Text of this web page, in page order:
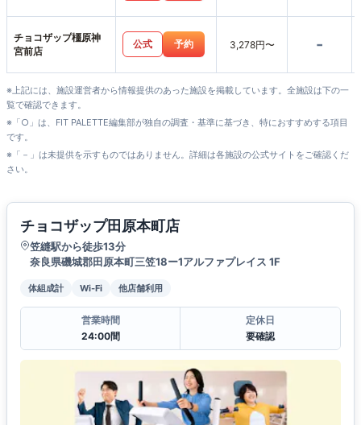
チョコザップ橿原神
宮前店
公式 予約 3,278円〜 -
※上記には、施設運営者から情報提供のあった施設を掲載しています。全施設は下の一
覧で確認できます。
※「○」は、FIT PALETTE編集部が独自の調査・基準に基づき、特におすすめする項目
です。
※「－」は未提供を示すものではありません。詳細は各施設の公式サイトをご確認くだ
さい。
チョコザップ田原本町店
笠縫駅から徒歩13分
奈良県磯城郡田原本町三笠18ー1アルファプレイス 1F
体組成計 Wi-Fi 他店舗利用
営業時間
24:00間
定休日
要確認